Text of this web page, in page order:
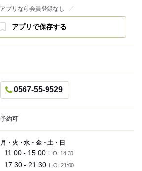
アプリなら会員登録なし
アプリで保存する
0567-55-9529
予約可
月・火・水・金・土・日
11:00 - 15:00 L.O. 14:30
17:30 - 21:30 L.O. 21:00